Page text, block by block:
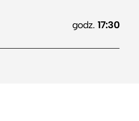
godz. 17:30